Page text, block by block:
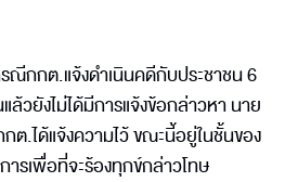
ณีกกต.แจ้งดำเนินคดีกับประชาชน 6
ล้วยังไม่ได้มีการแจ้งข้อกล่าวหา นาย
กต.ได้แจ้งความไว้ ขณะนี้อยู่ในชั้นของ
รเพื่อที่จะร้องทุกข์กล่าวโทษ